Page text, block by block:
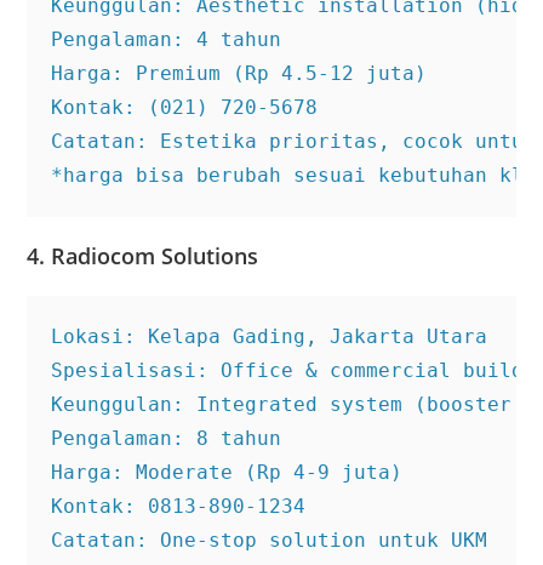
Keunggulan: Aesthetic installation
Pengalaman: 4 tahun
Harga: Premium (Rp 4.5-12 juta)
Kontak: (021) 720-5678
Catatan: Estetika prioritas, cocok untuk
*harga bisa berubah sesuai kebutuhan
4. Radiocom Solutions
Lokasi: Kelapa Gading, Jakarta Utara
Spesialisasi: Office & commercial
Keunggulan: Integrated system (booster +
Pengalaman: 8 tahun
Harga: Moderate (Rp 4-9 juta)
Kontak: 0813-890-1234
Catatan: One-stop solution untuk UKM